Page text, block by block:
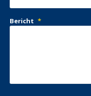
Bericht *